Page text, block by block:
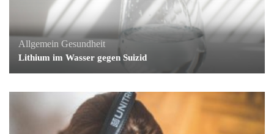
Allgemein Gesundheit
Lithium im Wasser gegen Suizid